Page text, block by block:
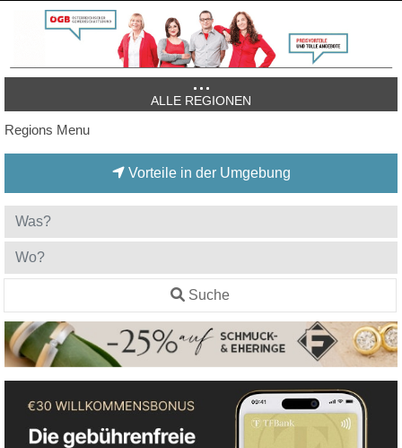
ALLE REGIONEN
Regions Menu
Vorteile in der Umgebung
Suche